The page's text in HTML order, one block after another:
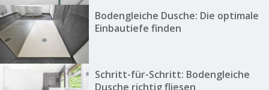
Bodengleiche Dusche: Die optimale
Einbautiefe finden
Schritt-für-Schritt: Bodengleiche
Dusche richtig fliesen